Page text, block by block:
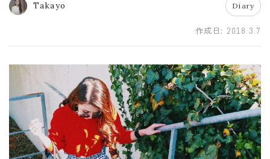
Takayo Diary
作成日: 2018.3.7